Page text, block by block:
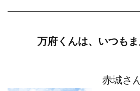
万府くんは、いつも
赤城さ